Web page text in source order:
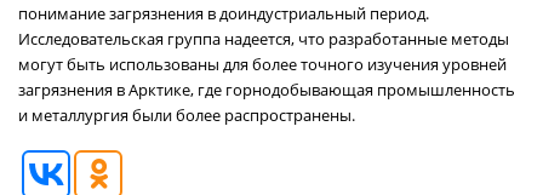
понимание загрязнения в доиндустриальный период.
Исследовательская группа надеется, что разработанные методы
могут быть использованы для более точного изучения уровней
загрязнения в Арктике, где горнодобывающая промышленность
и металлургия были более распространены.